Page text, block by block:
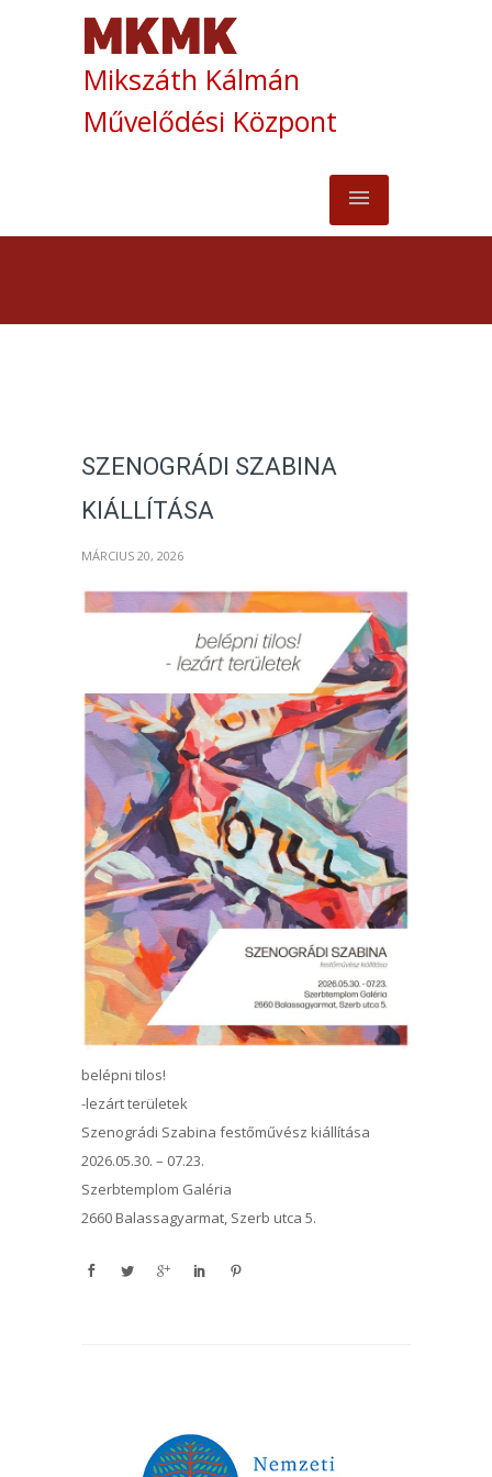
Mikszáth Kálmán
Művelődési Központ
SZENOGRÁDI SZABINA
KIÁLLÍTÁSA
MÁRCIUS 20, 2026
belépni tilos!
-lezárt területek
Szenográdi Szabina festőművész kiállítása
2026.05.30. – 07.23.
Szerbtemplom Galéria
2660 Balassagyarmat, Szerb utca 5.